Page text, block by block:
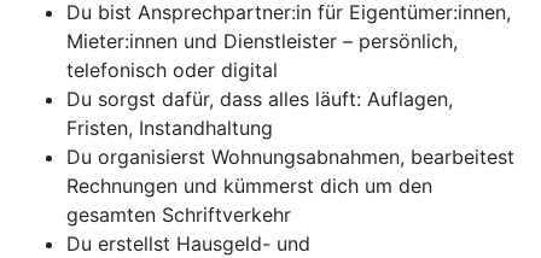
Du bist Ansprechpartner:in für Eigentümer:innen,
Mieter:innen und Dienstleister – persönlich,
telefonisch oder digital
Du sorgst dafür, dass alles läuft: Auflagen,
Fristen, Instandhaltung
Du organisierst Wohnungsabnahmen, bearbeitest
Rechnungen und kümmerst dich um den
gesamten Schriftverkehr
Du erstellst Hausgeld- und